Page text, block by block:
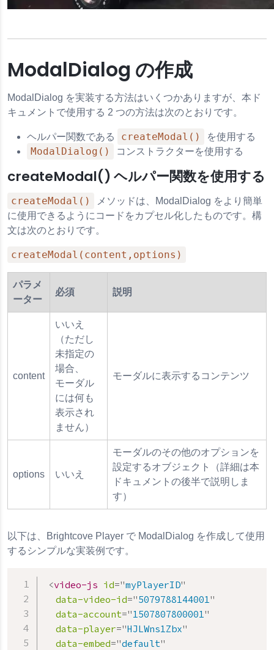
更する
ス
ModalDialog の作成
ModalDialog を実装する方法はいくつかありますが、本ド
キュメントで使用する 2 つの方法は次のとおりです。
ヘルパー関数である createModal() を使用する
ModalDialog() コンストラクターを使用する
createModal() ヘルパー関数を使用する
createModal()
メソッドは、ModalDialog をより簡単
に使用できるようにコードをカプセル化したものです。構
文は次のとおりです。
createModal(content,options)
パラメ
ーター
必須 説明
content
いいえ
（ただし
未指定の
場合、
モーダル
には何も
表示され
ません）
モーダルに表示するコンテンツ
options いいえ
モーダルのその他のオプションを
設定するオブジェクト（詳細は本
ドキュメントの後半で説明しま
す）
以下は、Brightcove Player で ModalDialog を作成して使用
するシンプルな実装例です。
<video-js id="myPlayerID"
data-video-id="5079788144001"
data-account="1507807800001"
data-player="HJLWns1Zbx"
data-embed="default"